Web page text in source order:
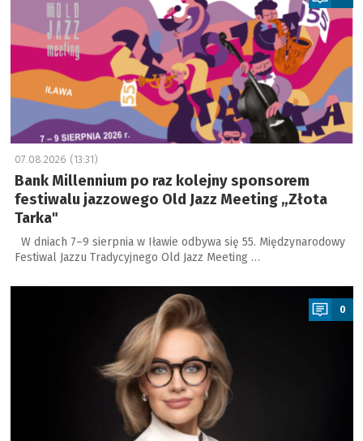
07.08.2026 (13:31)
Bank Millennium po raz kolejny sponsorem
festiwalu jazzowego Old Jazz Meeting „Złota
Tarka"
W dniach 7–9 sierpnia w Iławie odbywa się 55. Międzynarodowy
Festiwal Jazzu Tradycyjnego Old Jazz Meeting …
a
0